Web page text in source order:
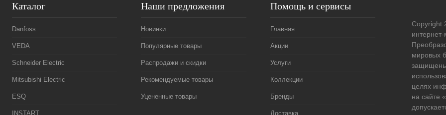
Каталог
Danfoss
VEDA
Schneider Electric
Mitsubishi Electric
ESQ
INSTART
Наши предложения
Новинки
Популярные товары
Распродажи и скидки
Рекомендуемые товары
Уцененные товары
Помощь и сервисы
Главная
Акции
Услуги
Коллекции
Бренды
Доставка
Copyright
интернет-
мировых
целях
на сайте